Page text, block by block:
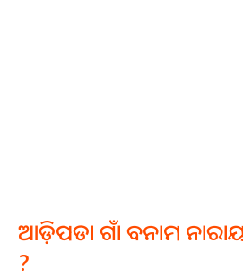
ଆଡ଼ିପଡା ଗାଁ ବନାମ
?